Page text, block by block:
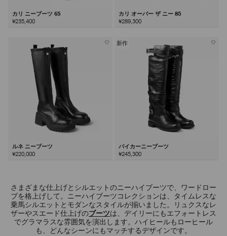
カリ ニーブーツ 65
¥235,400
カリ オーバー ザ ニー 85
¥289,300
ルネ ニーブーツ
¥220,000
新作
バイカーニーブーツ
¥245,300
さまざまな仕上げとシルエットのニーハイブーツで、ワードロー
ブを格上げして。ニーハイブーツコレクションは、タイムレスな
乗馬シルエットとモダンなスタイルが揃いました。リュクスなレ
ザーやスエード仕上げのブーツは、デイリーにもエフォートレス
でグラマラスな雰囲気を演出します。ハイヒールもローヒール
も、どんなシーンにもマッチするデザインです。